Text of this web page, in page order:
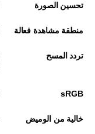
تحسين الصورة
منطقة مشاهدة فعالة
تردد المسح
sRGB
خالية من الوميض